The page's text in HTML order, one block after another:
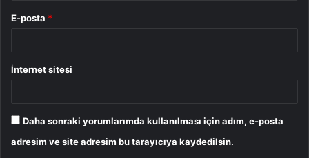
E-posta *
İnternet sitesi
Daha sonraki yorumlarımda kullanılması için adım, e-posta
adresim ve site adresim bu tarayıcıya kaydedilsin.